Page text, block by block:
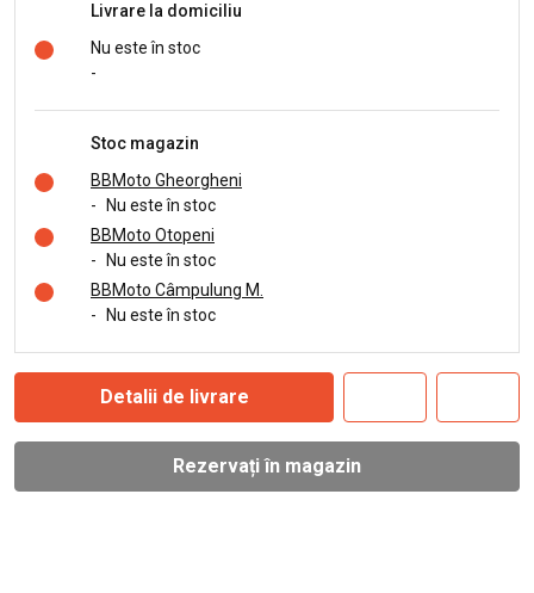
Livrare la domiciliu
Nu este în stoc
-
Stoc magazin
BBMoto Gheorgheni
-
Nu este în stoc
BBMoto Otopeni
-
Nu este în stoc
BBMoto Câmpulung M.
-
Nu este în stoc
Detalii de livrare
Rezervați în magazin